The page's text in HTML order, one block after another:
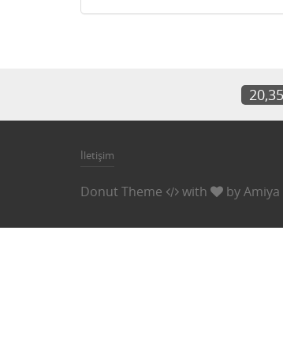
İletişim
Donut Theme with byAmiya